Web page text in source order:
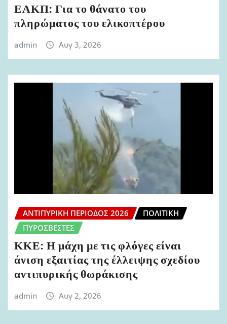
ΕΑΚΠ: Για το θάνατο του
πληρώματος του ελικοπτέρου
admin Αυγ 3, 2026
ΑΝΤΙΠΥΡΙΚΉ ΠΕΡΊΟΔΟΣ 2026
ΠΟΛΙΤΙΚΉ
ΠΥΡΟΣΒΈΣΤΕΣ
ΚΚΕ: Η μάχη με τις φλόγες είναι
άνιση εξαιτίας της έλλειψης σχεδίου
αντιπυρικής θωράκισης
admin Αυγ 2, 2026